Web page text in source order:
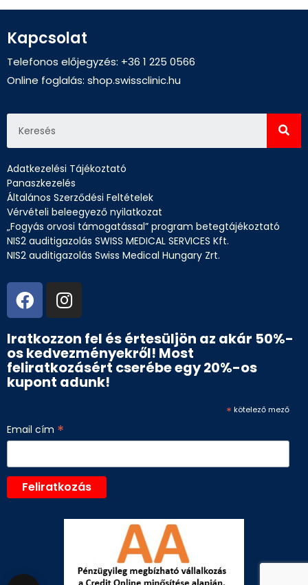
Kapcsolat
Telefonos előjegyzés: +36 1 225 0566
Online foglalás: shop.swissclinic.hu
Adatkezelési Tájékoztató
Panaszkezelés
Általános Szerződési Feltételek
Vérvételi beleegyező nyilatkozat
„Fogyás orvosi támogatással” program betegtájékoztató
NIS2 auditigazolás SWISS MEDICAL SERVICES Kft.
NIS2 auditigazolás Swiss Medical Hungary Zrt.
Iratkozzon fel és értesüljön az akár 50%-
os kedvezményekről! Most
feliratkozásért cserébe egy 20%-os
kupont adunk!
* kötelező mező
Email cím *